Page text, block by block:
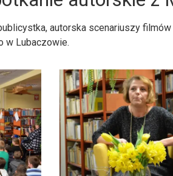
autorska scenariuszy
w Lubaczowie.